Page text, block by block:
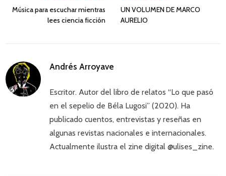
Música para escuchar mientras
lees ciencia ficción
UN VOLUMEN DE MARCO
AURELIO
Andrés Arroyave
Escritor. Autor del libro de relatos “Lo que pasó
en el sepelio de Béla Lugosi” (2020). Ha
publicado cuentos, entrevistas y reseñas en
algunas revistas nacionales e internacionales.
Actualmente ilustra el zine digital @ulises_zine.